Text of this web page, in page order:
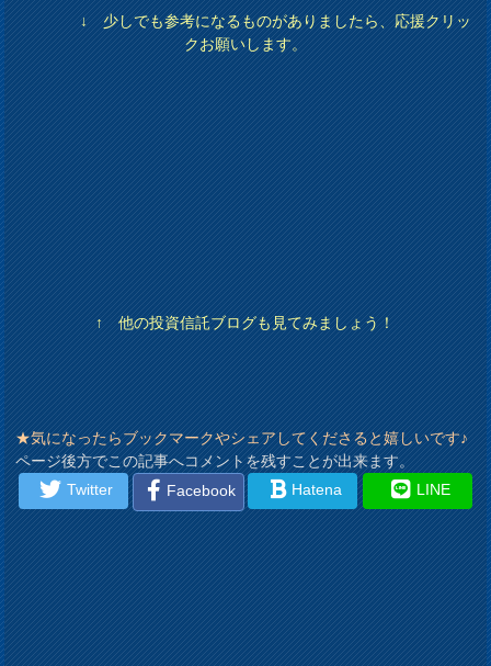
↓ 少しでも参考になるものがありましたら、応援クリッ
クお願いします。
↑ 他の投資信託ブログも見てみましょう！
★気になったらブックマークやシェアしてくださると嬉しいです♪
ページ後方でこの記事へコメントを残すことが出来ます。
Twitter
Facebook Hatena LINE